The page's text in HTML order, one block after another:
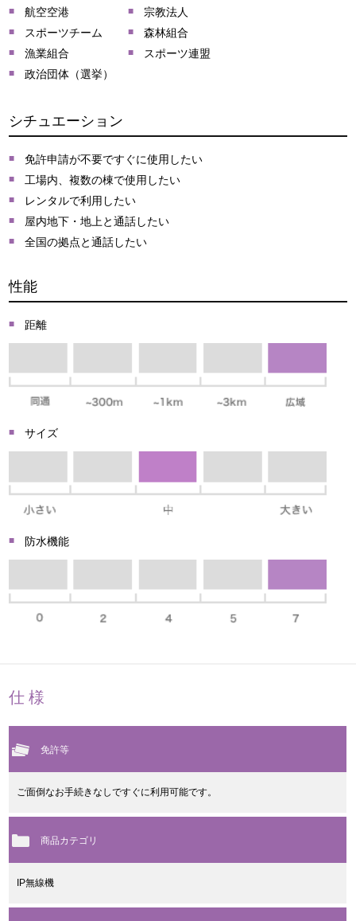
航空空港
宗教法人
スポーツチーム
森林組合
漁業組合
スポーツ連盟
政治団体（選挙）
シチュエーション
免許申請が不要ですぐに使用したい
工場内、複数の棟で使用したい
レンタルで利用したい
屋内地下・地上と通話したい
全国の拠点と通話したい
性能
距離
サイズ
防水機能
仕様
免許等
ご面倒なお手続きなしですぐに利用可能です。
商品カテゴリ
IP無線機